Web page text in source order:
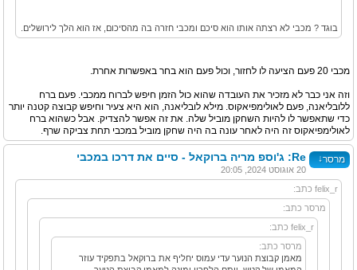
בוגד ? מכבי לא רצתה אותו הוא סיכם ומכבי חזרה בה מהסיכום, אז הוא הלך לירושלים.
מכבי 20 פעם הציעה לו לחזור, וכול פעם הוא בחר באפשרות אחרת.
וזה אני כבר לא מזכיר את העובדה שהוא כול הזמן חיפש לברוח ממכבי. פעם ברח
ללובליאנה, פעם לאולימפיאקוס. מילא לובליאנה, הוא היא צעיר וחיפש קבוצה קטנה יותר
כדי שתאפשר לו להיות השחקן מוביל שלה. את זה אפשר להצדיק. אבל כשהוא ברח
לאולימפיאקוס זה היה לאחר עונה בה היה שחקן מוביל במכבי תחת צביקה שרף.
מרסר↓ Re: ג'וספ מריה ברוקאל - סיים את דרכו במכבי
20 אוגוסט 2024, 20:05
felix_r כתב:
מרסר כתב:
felix_r כתב:
מרסר כתב:
מאמן קבוצת הנוער עדי עמוס יחליף את ברוקאל בתפקיד עוזר